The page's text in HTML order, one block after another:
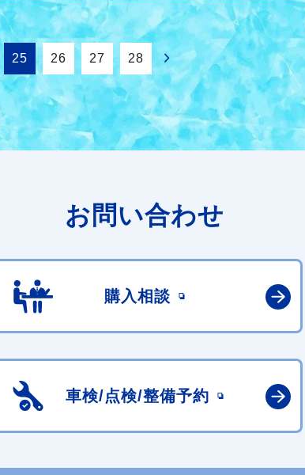
25 26 27 28
お問い合わせ
購入相談
車検/点検/整備予約